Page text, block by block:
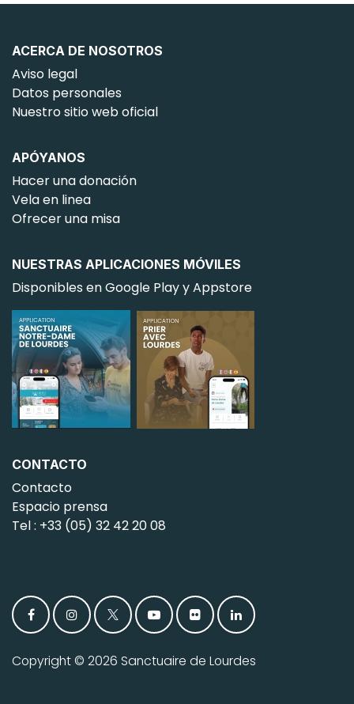
ACERCA DE NOSOTROS
Aviso legal
Datos personales
Nuestro sitio web oficial
APÓYANOS
Hacer una donación
Vela en linea
Ofrecer una misa
NUESTRAS APLICACIONES MÓVILES
Disponibles en Google Play y Appstore
CONTACTO
Contacto
Espacio prensa
Tel : +33 (05) 32 42 20 08
Copyright © 2026 Sanctuaire de Lourdes